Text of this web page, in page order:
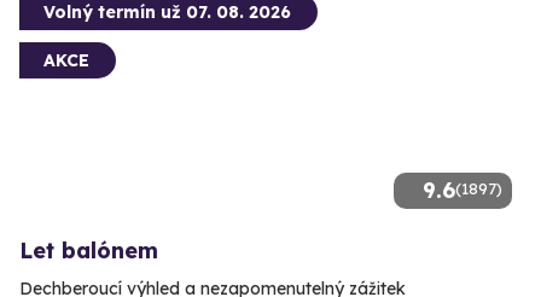
9.6(1897)
Volný termín už 07. 08. 2026
AKCE
Let balónem
Dechberoucí výhled a nezapomenutelný zážitek